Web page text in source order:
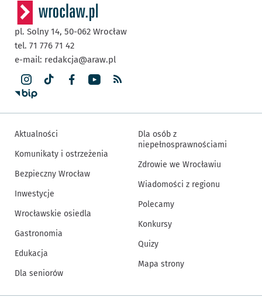
pl. Solny 14, 50-062 Wrocław
tel. 71 776 71 42
e-mail: redakcja@araw.pl
Aktualności
Komunikaty i ostrzeżenia
Bezpieczny Wrocław
Inwestycje
Wrocławskie osiedla
Gastronomia
Edukacja
Dla seniorów
Dla osób z
niepełnosprawnościami
Zdrowie we Wrocławiu
Wiadomości z regionu
Polecamy
Konkursy
Quizy
Mapa strony